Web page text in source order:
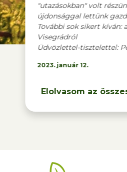
finomsággal,
család
Judit
Legközelebb
csoportos
További jó
vendéget !
Elolvasom az